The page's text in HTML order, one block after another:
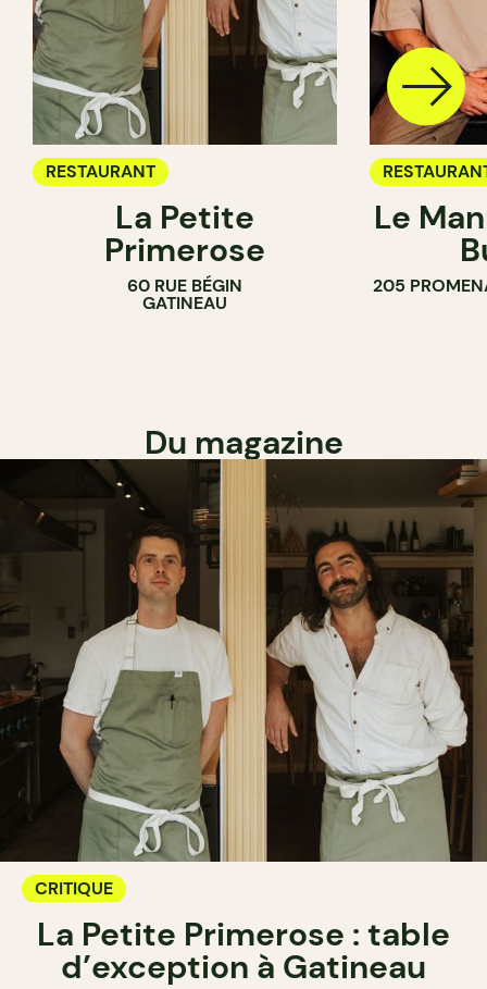
RESTAURANT
La Petite
Primerose
60 RUE BÉGIN
GATINEAU
Le
205
Du magazine
CRITIQUE
La Petite Primerose : table
d’exception à Gatineau